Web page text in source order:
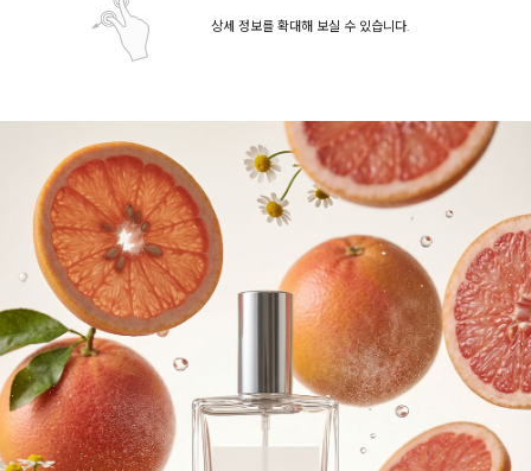
상세 정보를 확대해 보실 수 있습니다.